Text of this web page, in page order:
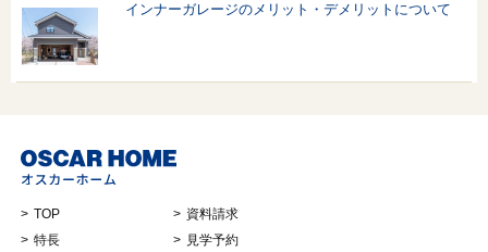
インナーガレージのメリット・デメリットについて
TOP
特長
資料請求
見学予約